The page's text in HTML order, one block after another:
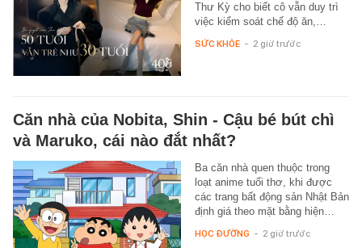
Thư Kỳ cho biết cô vẫn duy trì
việc kiểm soát chế độ ăn,…
SỨC KHỎE - 2 giờ trước
Căn nhà của Nobita, Shin - Cậu bé bút chì
và Maruko, cái nào đắt nhất?
Ba căn nhà quen thuộc trong
loạt anime tuổi thơ, khi được
các trang bất động sản Nhật Bản
định giá theo mặt bằng hiện…
HỌC ĐƯỜNG - 2 giờ trước